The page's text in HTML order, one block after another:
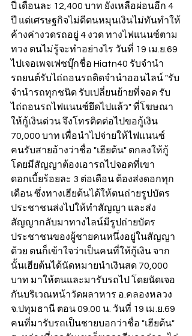
ปี เดือนละ 12,400 บาท ยังเหลือผ่อนอีก 4
ปี แต่เศรษฐกิจไม่ดีตนหมุนเงินไม่ทันทำให้
ค้างค่างวดรถอยู่ 4 งวด ทางไฟแนนซ์ตาม
ทวง ตนไม่รู้จะทำอย่างไร วันที่ 19 เม.ย.69
ไปเจอเพจเฟซบุ๊กชื่อ Hiatn40 รับจำนำ
รถยนต์รับไถ่ถอนรถติดจำนำออนไลน์ "รับ
จำนำรถทุกชนิด รับเปลี่ยนย้ายที่จอด รับ
ไถ่ถอนรถไฟแนนซ์ยึดไปแล้ว" ที่โฆษณา
ให้กู้เงินด่วน จึงโทรติดต่อไปขอกู้เงิน
70,000 บาท เพื่อนำไปจ่ายให้ไฟแนนซ์
คนรับสายอ้างว่าชื่อ "เฮียต้น" ตกลงให้กู้
โดยมีสัญญาต้องเอารถไปจอดที่เขา
ดอกเบี้ยร้อยละ 3 ต่อเดือน ต้องส่งดอกทุก
เดือน ซึ่งทางเฮียต้นได้ให้ตนถ่ายรูปบัตร
ประชาชนส่งไปให้ทำสัญญา และส่ง
สัญญากลับมาทางไลน์มีรูปถ่ายบัตร
ประชาชนของผู้ชายคนหนึ่งอยู่ในสัญญา
ด้วย ตนก็เข้าใจว่าเป็นคนที่ให้กู้เงิน จาก
นั้นเฮียต้นได้นัดหมายนำเงินสด 70,000
บาท มาให้ตนและมารับรถไป โดยนัดเจอ
กันบริเวณหน้าวัดผลาหาร อ.คลองหลวง
จ.ปทุมธานี ตอน 09.00 น. วันที่ 19 เม.ย.69
คนที่มารับรถเป็นชายบอกว่าชื่อ "เฮียต้น"